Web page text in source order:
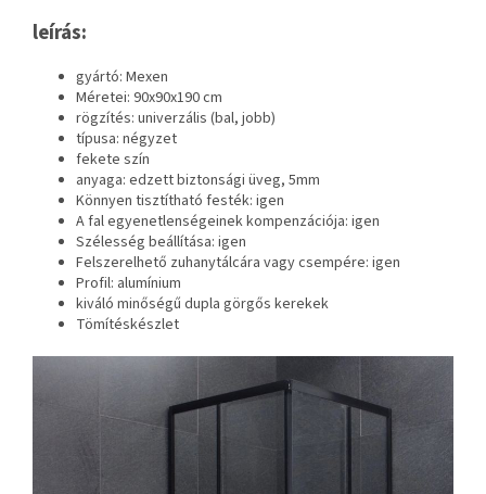
leírás:
gyártó: Mexen
Méretei: 90x90x190 cm
rögzítés: univerzális (bal, jobb)
típusa: négyzet
fekete szín
anyaga: edzett biztonsági üveg, 5mm
Könnyen tisztítható festék: igen
A fal egyenetlenségeinek kompenzációja: igen
Szélesség beállítása: igen
Felszerelhető zuhanytálcára vagy csempére: igen
Profil: alumínium
kiváló minőségű dupla görgős kerekek
Tömítéskészlet